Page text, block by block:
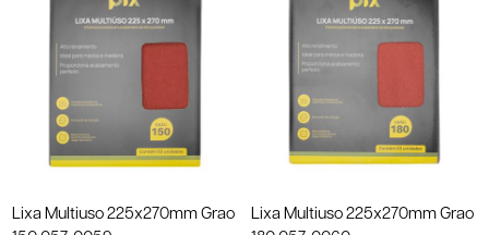
Lixa Multiuso 225x270mm Grao
Lixa Multiuso 225x270mm Grao